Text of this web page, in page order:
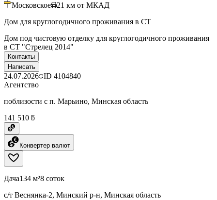
Московское 21 км от МКАД
Дом для круглогодичного проживания в СТ
Дом под чистовую отделку для круглогодичного проживания
в СТ "Стрелец 2014"
Контакты
Написать
24.07.2026 ID 4104840
Агентство
поблизости с п. Марьино, Минская область
141 510 ƃ
Конвертер валют
Дача134 м²8 соток
с/т Веснянка-2, Минский р-н, Минская область